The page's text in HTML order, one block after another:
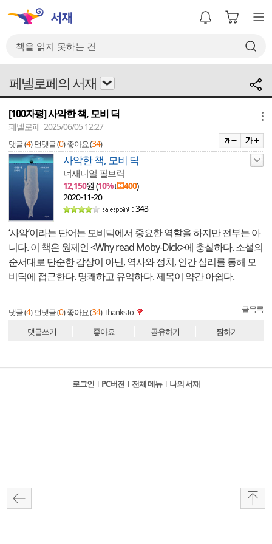
페넬로페의 서재
[100자평] 사악한 책, 모비 딕
페넬로페 2025/06/05 12:27
댓글 (4) 먼댓글 (0) 좋아요 (34)
사악한 책, 모비 딕
너새니얼 필브릭
12,150원 (10%↓ 400)
2020-11-20
: 343
‘사악‘이라는 단어는 모비딕에서 중요한 역할을 하지만 전부는 아
니다. 이 책은 원제인 <Why read Moby-Dick>에 충실하다. 소설의
순서대로 단순한 감상이 아닌, 역사와 정치, 인간 심리를 통해 모
비딕에 접근한다. 명쾌하고 유익하다. 제목이 약간 아쉽다.
댓글 (4) 먼댓글 (0) 좋아요 (34)ThanksTo 글목록
댓글쓰기 좋아요 공유하기 찜하기
로그인 l PC버전 l 전체 메뉴 l 나의 서재